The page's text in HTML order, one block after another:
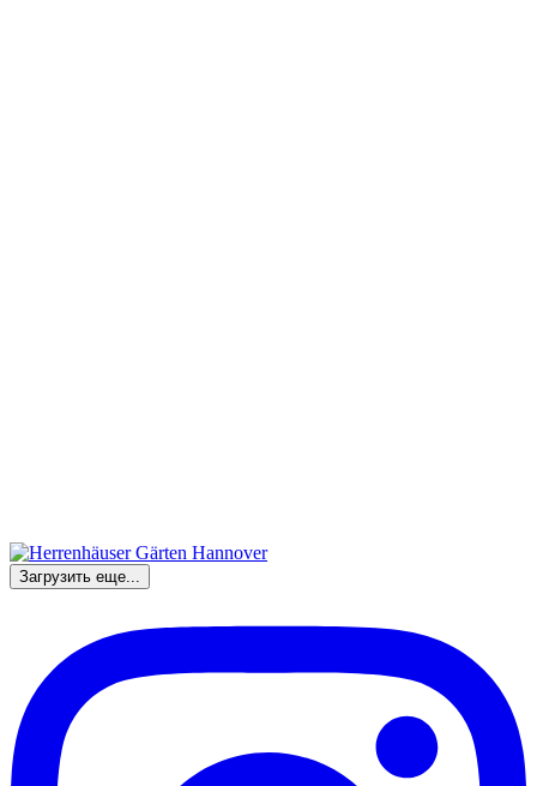
Загрузить еще...